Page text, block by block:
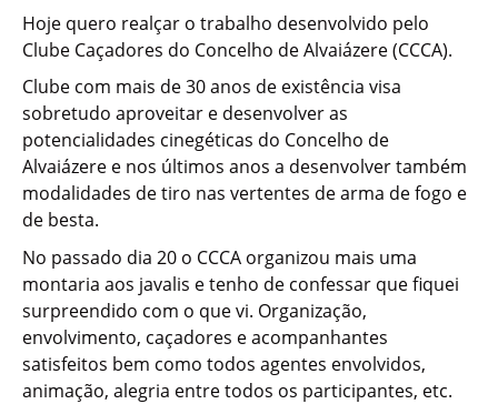
Hoje quero realçar o trabalho desenvolvido pelo
Clube Caçadores do Concelho de Alvaiázere (CCCA).
Clube com mais de 30 anos de existência visa
sobretudo aproveitar e desenvolver as
potencialidades cinegéticas do Concelho de
Alvaiázere e nos últimos anos a desenvolver também
modalidades de tiro nas vertentes de arma de fogo e
de besta.
No passado dia 20 o CCCA organizou mais uma
montaria aos javalis e tenho de confessar que fiquei
surpreendido com o que vi. Organização,
envolvimento, caçadores e acompanhantes
satisfeitos bem como todos agentes envolvidos,
animação, alegria entre todos os participantes, etc.